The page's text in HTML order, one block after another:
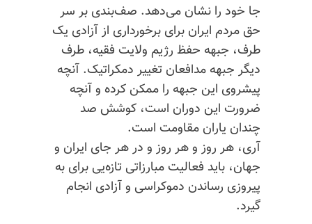
جا خود را نشان می‌دهد. صف‌بندی بر سر
حق مردم ایران برای برخورداری از آزادی یک
طرف، جبهه حفظ رژیم ولایت فقیه، طرف
دیگر جبهه مدافعان تغییر دمکراتیک. آنچه
پیشروی این جبهه را ممکن کرده وآنچه
ضرورت این دوران است، کوشش صد
چندان یاران مقاومت است.
آری، هر روز و هر روز و در هر جای ایران و
جهان، باید فعالیت مبارزاتی تازه‌یی برای به
پیروزی رساندن دموکراسی و آزادی انجام
گیرد.